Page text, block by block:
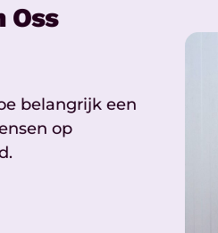
Oss
belangrijk een
op